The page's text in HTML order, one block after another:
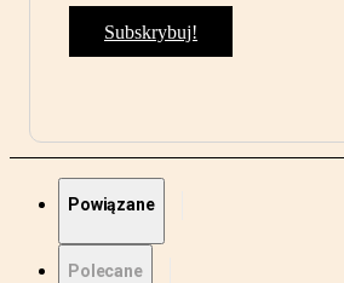
Subskrybuj!
Powiązane
Polecane